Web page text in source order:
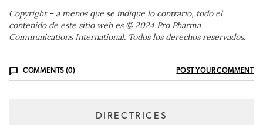
Copyright – a menos que se indique lo contrario, todo el
contenido de este sitio web es © 2024 Pro Pharma
Communications International. Todos los derechos reservados.
COMMENTS (0) POST YOUR COMMENT
DIRECTRICES